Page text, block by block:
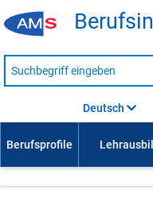
Suche
nach
Deutsch